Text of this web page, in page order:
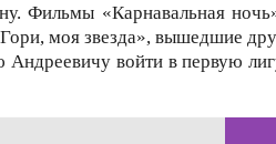
Фильмы «Карнавальная
моя звезда», вышедшие
войти в первую